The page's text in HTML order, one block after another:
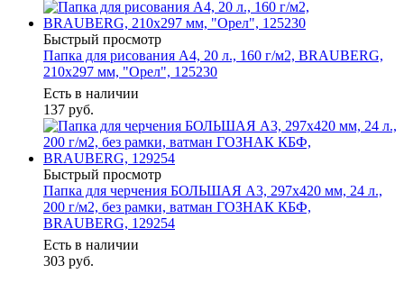
Быстрый просмотр
Папка для рисования А4, 20 л., 160 г/м2, BRAUBERG,
210х297 мм, "Орел", 125230
Есть в наличии
137 руб.
Быстрый просмотр
Папка для черчения БОЛЬШАЯ А3, 297х420 мм, 24 л.,
200 г/м2, без рамки, ватман ГОЗНАК КБФ,
BRAUBERG, 129254
Есть в наличии
303 руб.